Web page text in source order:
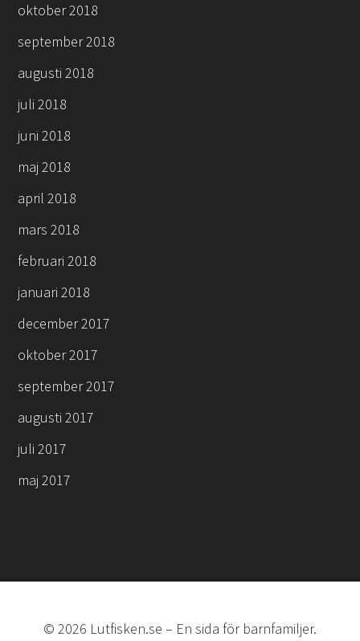
oktober 2018
september 2018
augusti 2018
juli 2018
juni 2018
maj 2018
april 2018
mars 2018
februari 2018
januari 2018
december 2017
oktober 2017
september 2017
augusti 2017
juli 2017
maj 2017
© 2026 Lutfisken.se – En sida för barnfamiljer.